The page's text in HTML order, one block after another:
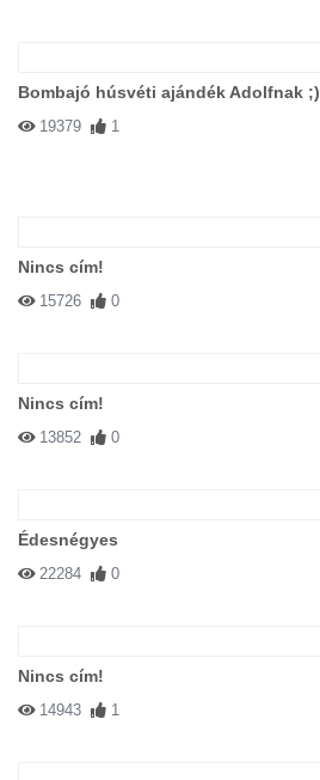
Bombajó húsvéti ajándék Adolfnak ;)
19379 1
Nincs cím!
15726 0
Nincs cím!
13852 0
Édesnégyes
22284 0
Nincs cím!
14943 1